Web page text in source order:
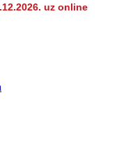
uz online